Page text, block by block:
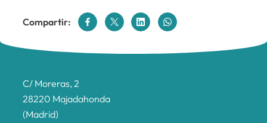
Compartir:
C/ Moreras, 2
28220 Majadahonda
(Madrid)